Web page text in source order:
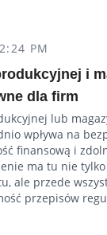
PM
i
dla firm
lub
wpływa na
finansową i
ma tu nie
ale przede
przepisów